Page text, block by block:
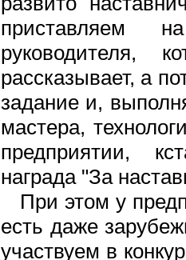
приставляем
руководителя,
рассказывает, а
задание и,
мастера,
предприятии,
награда "За
При этом у
есть даже
участвуем в